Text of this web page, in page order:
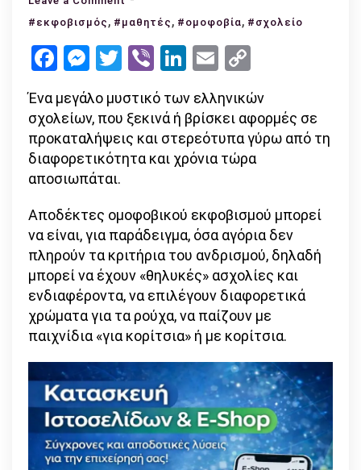
Ο
εκφοβισμός
εκπαίδευση
#εκφοβισμός , #μαθητές , #ομοφοβία, #σχολείο
Facebook
Messenger
Twitter
ViberLinkedIn
Email
Link
Ένα μεγάλο μυστικό των ελληνικών
σχολείων, που ξεκινά ή βρίσκει αφορμές σε
προκαταλήψεις και στερεότυπα γύρω από τη
διαφορετικότητα και χρόνια τώρα
αποσιωπάται.
Αποδέκτες ομοφοβικού εκφοβισμού μπορεί
να είναι, για παράδειγμα, όσα αγόρια δεν
πληρούν τα κριτήρια του ανδρισμού, δηλαδή
μπορεί να έχουν «θηλυκές» ασχολίες και
ενδιαφέροντα, να επιλέγουν διαφορετικά
χρώματα για τα ρούχα, να παίζουν με
παιχνίδια «για κορίτσια» ή με κορίτσια.